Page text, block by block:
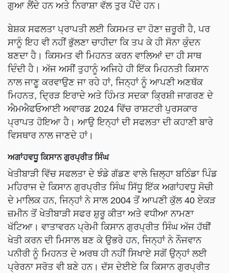
ਗੁਆ ਲੈਂਦੇ ਹਨ ਅਤੇ ਨਿਰਾਸ਼ਾ ਵੱਲ ਤੁਰ ਪੈਂਦੇ ਹਨ।
ਬੇਸ਼ਕ ਸਫਲਤਾ ਪ੍ਰਾਪਤੀ ਲਈ ਕਿਸਮਤ ਦਾ ਹੋਣਾ ਜ਼ਰੂਰੀ ਹੈ, ਪਰ
ਸਾਨੂੰ ਇਹ ਵੀ ਨਹੀਂ ਭੁੱਲਣਾ ਚਾਹੀਦਾ ਕਿ ਤਪ ਕੇ ਹੀ ਸੋਨਾ ਕੁੰਦਨ
ਬਣਦਾ ਹੈ। ਕਿਸਮਤ ਵੀ ਮਿਹਨਤ ਕਰਨ ਵਾਲਿਆਂ ਦਾ ਹੀ ਸਾਥ
ਦਿੰਦੀ ਹੈ। ਅੱਜ ਅਸੀਂ ਤੁਹਾਨੂੰ ਅਜਿਹੇ ਹੀ ਇੱਕ ਮਿਹਨਤੀ ਕਿਸਾਨ
ਨਾਲ ਜਾਣੂ ਕਰਵਾਉਣ ਜਾ ਰਹੇ ਹਾਂ, ਜਿਨ੍ਹਾਂ ਨੂੰ ਆਪਣੀ ਅਣਥੱਕ
ਮਿਹਨਤ, ਦ੍ਰਿੜ ਇਰਾਦੇ ਅਤੇ ਹਿੰਮਤ ਸਦਕਾ ਕ੍ਰਿਸ਼ੀ ਜਾਗਰਣ ਦੇ
ਐਮਐਫਓਆਈ ਅਵਾਰਡ 2024 ਵਿੱਚ ਰਾਸ਼ਟਰੀ ਪੁਰਸਕਾਰ
ਪ੍ਰਾਪਤ ਹੋਇਆ ਹੈ। ਆਉ ਇਨ੍ਹਾਂ ਦੀ ਸਫਲਤਾ ਦੀ ਕਹਾਣੀ ਬਾਰੇ
ਵਿਸਥਾਰ ਨਾਲ ਜਾਣਦੇ ਹਾਂ।
ਅਗਾਂਹਵਧੂ ਕਿਸਾਨ ਗੁਰਪ੍ਰੀਤ ਸਿੰਘ
ਖੇਤੀਬਾੜੀ ਵਿੱਚ ਸਫਲਤਾ ਦੇ ਝੰਡੇ ਗੱਡਣ ਵਾਲੇ ਜ਼ਿਲ੍ਹਾ ਬਠਿੰਡਾ ਪਿੰਡ
ਮਹਿਰਾਜ ਦੇ ਕਿਸਾਨ ਗੁਰਪ੍ਰੀਤ ਸਿੰਘ ਸਿੱਧੂ ਇੱਕ ਅਗਾਂਹਵਧੂ ਸੋਚੀ
ਦੇ ਮਾਲਿਕ ਹਨ, ਜਿਨ੍ਹਾਂ ਨੇ ਸਾਲ 2004 ਤੋਂ ਆਪਣੀ ਕੁੱਲ 40 ਏਕੜ
ਜ਼ਮੀਨ ਤੋਂ ਖੇਤੀਬਾੜੀ ਸਫਰ ਸ਼ੁਰੂ ਕੀਤਾ ਅਤੇ ਵਧੀਆ ਨਾਮਣਾ
ਖੱਟਿਆ। ਵਾਤਾਵਰਨ ਪ੍ਰੇਮੀ ਕਿਸਾਨ ਗੁਰਪ੍ਰੀਤ ਸਿੰਘ ਅੱਜ ਹੱਥੀਂ
ਖੇਤੀ ਕਰਨ ਦੀ ਮਿਸਾਲ ਬਣ ਕੇ ਉਭਰੇ ਹਨ, ਜਿਨ੍ਹਾਂ ਨੇ ਨੌਜਵਾਨ
ਪਨੀਰੀ ਨੂੰ ਮਿਹਨਤ ਦੇ ਅਰਥ ਹੀ ਨਹੀਂ ਸਿਖਾਏ ਸਗੋਂ ਉਨ੍ਹਾਂ ਲਈ
ਪ੍ਰੇਰਨਾ ਸਰੋਤ ਵੀ ਬਣੇ ਹਨ। ਦੱਸ ਦੇਈਏ ਕਿ ਕਿਸਾਨ ਗੁਰਪ੍ਰੀਤ